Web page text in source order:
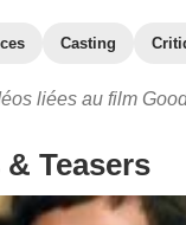
Casting
liées au film
Teasers